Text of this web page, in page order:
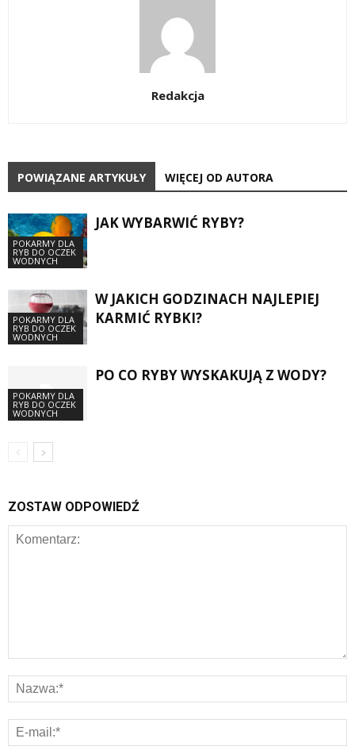
Redakcja
POWIĄZANE ARTYKUŁY WIĘCEJ OD AUTORA
POKARMY DLA
RYB DO OCZEK
WODNYCH
JAK WYBARWIĆ RYBY?
POKARMY DLA
RYB DO OCZEK
WODNYCH
W JAKICH GODZINACH NAJLEPIEJ
KARMIĆ RYBKI?
POKARMY DLA
RYB DO OCZEK
WODNYCH
PO CO RYBY WYSKAKUJĄ Z WODY?
ZOSTAW ODPOWIEDŹ